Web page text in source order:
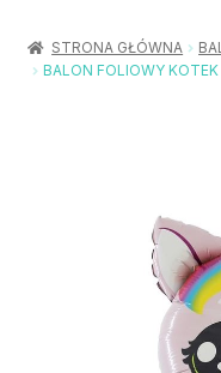
Urodziny / Imprezy
Akcesoria Party
STRONA GŁÓWNA
BALON FOLIOWY